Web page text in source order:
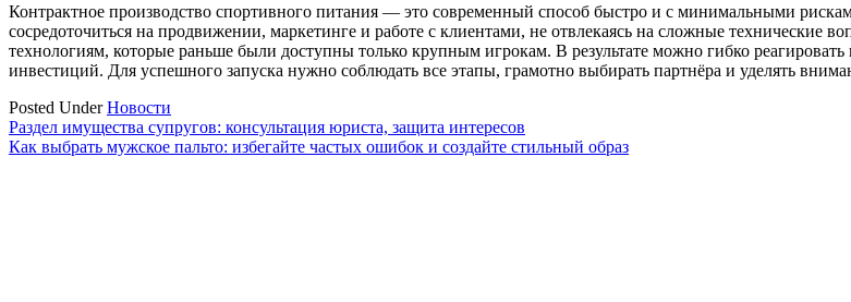
Контрактное производство спортивного питания — это современный способ быстро и с минимальными
сосредоточиться на продвижении, маркетинге и работе с клиентами, не отвлекаясь на сложные технические
технологиям, которые раньше были доступны только крупным игрокам. В результате можно гибко
инвестиций. Для успешного запуска нужно соблюдать все этапы, грамотно выбирать партнёра и уделять
Posted UnderНовости
Навигация
по
Раздел имущества супругов: консультация юриста, защита интересов
Как выбрать мужское пальто: избегайте частых ошибок и создайте стильный образ